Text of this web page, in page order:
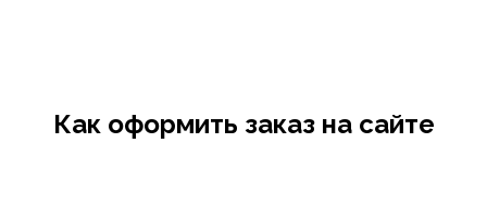
Как оформить заказ на сайте